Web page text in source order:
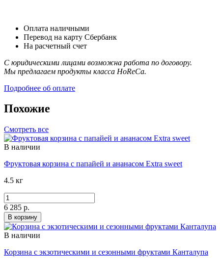
Оплата наличными
Перевод на карту Сбербанк
На расчетный счет
С юридическими лицами возможна работа по договору.
Мы предлагаем продукты класса HoReCa.
Подробнее об оплате
Похожие
Смотреть все
В наличии
Фруктовая корзина с папайей и ананасом Extra sweet
4.5 кг
6 285 р.
В корзину
В наличии
Корзина с экзотическими и сезонными фруктами Канталупа